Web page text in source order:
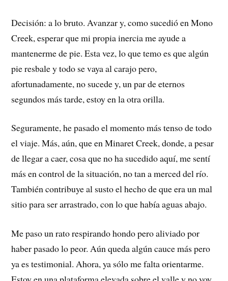
Decisión: a lo bruto. Avanzar y, como sucedió en Mono
Creek, esperar que mi propia inercia me ayude a
mantenerme de pie. Esta vez, lo que temo es que algún
pie resbale y todo se vaya al carajo pero,
afortunadamente, no sucede y, un par de eternos
segundos más tarde, estoy en la otra orilla.
Seguramente, he pasado el momento más tenso de todo
el viaje. Más, aún, que en Minaret Creek, donde, a pesar
de llegar a caer, cosa que no ha sucedido aquí, me sentí
más en control de la situación, no tan a merced del río.
También contribuye al susto el hecho de que era un mal
sitio para ser arrastrado, con lo que había aguas abajo.
Me paso un rato respirando hondo pero aliviado por
haber pasado lo peor. Aún queda algún cauce más pero
ya es testimonial. Ahora, ya sólo me falta orientarme.